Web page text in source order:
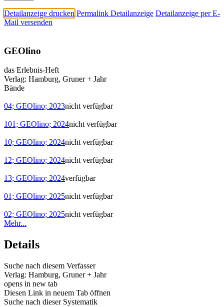
Detailanzeige drucken Permalink Detailanzeige Detailanzeige per E-
Mail versenden
GEOlino
das Erlebnis-Heft
Verlag: Hamburg, Gruner + Jahr
Bände
04; GEOlino; 2023nicht verfügbar
101; GEOlino; 2024nicht verfügbar
10; GEOlino; 2024nicht verfügbar
12; GEOlino; 2024nicht verfügbar
13; GEOlino; 2024verfügbar
01; GEOlino; 2025nicht verfügbar
02; GEOlino; 2025nicht verfügbar
Mehr...
Details
Suche nach diesem Verfasser
Verlag: Hamburg, Gruner + Jahr
opens in new tab
Diesen Link in neuem Tab öffnen
Suche nach dieser Systematik